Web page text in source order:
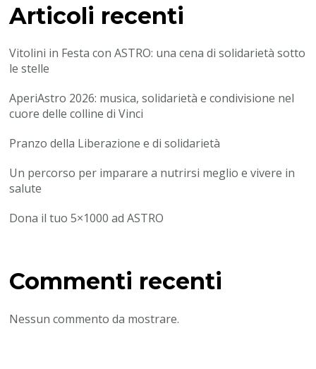
Articoli recenti
Vitolini in Festa con ASTRO: una cena di solidarietà sotto
le stelle
AperiAstro 2026: musica, solidarietà e condivisione nel
cuore delle colline di Vinci
Pranzo della Liberazione e di solidarietà
Un percorso per imparare a nutrirsi meglio e vivere in
salute
Dona il tuo 5×1000 ad ASTRO
Commenti recenti
Nessun commento da mostrare.